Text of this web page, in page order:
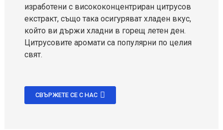
изработени с висококонцентриран цитрусов
екстракт, също така осигуряват хладен вкус,
който ви държи хладни в горещ летен ден.
Цитрусовите аромати са популярни по целия
свят.
СВЪРЖЕТЕ СЕ С НАС